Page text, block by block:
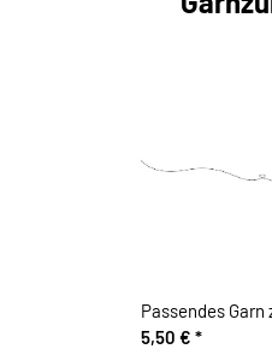
Passendes
5,50 € *